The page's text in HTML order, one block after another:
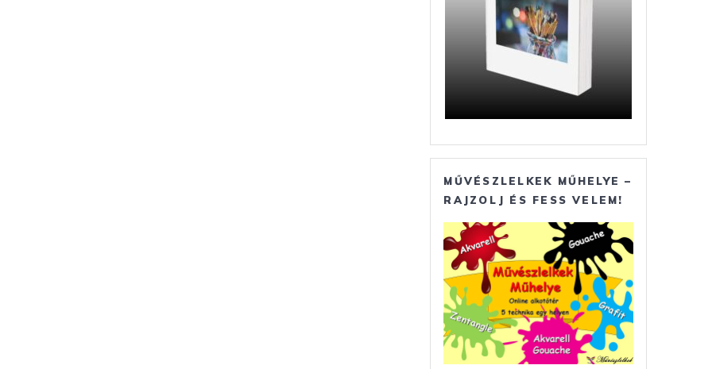
MŰVÉSZLELKEK MŰHELYE –
RAJZOLJ ÉS FESS VELEM!